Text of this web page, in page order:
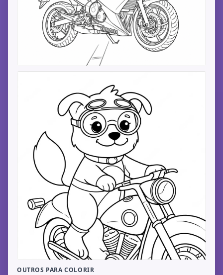
OUTROS PARA COLORIR